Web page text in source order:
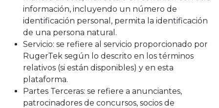
información, incluyendo un número de
identificación personal, permita la identificación
de una persona natural.
Servicio: se refiere al servicio proporcionado por
RugerTek según lo descrito en los términos
relativos (si están disponibles) y en esta
plataforma.
Partes Terceras: se refiere a anunciantes,
patrocinadores de concursos, socios de